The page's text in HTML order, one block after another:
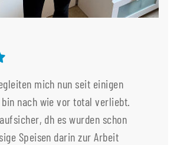
mich nun seit einigen
nach wie vor total verliebt.
dh es wurden schon
Speisen darin zur Arbeit